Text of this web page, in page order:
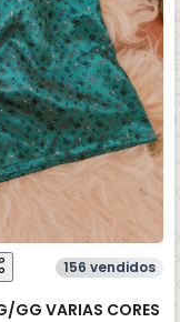
156 vendidos
GG VARIAS CORES